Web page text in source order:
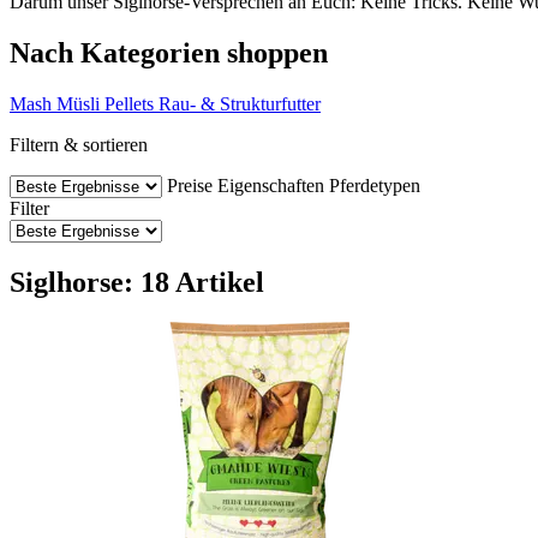
Nach Kategorien shoppen
Mash Müsli Pellets Rau- & Strukturfutter
Filtern & sortieren
Preise Eigenschaften Pferdetypen
Filter
Siglhorse: 18 Artikel